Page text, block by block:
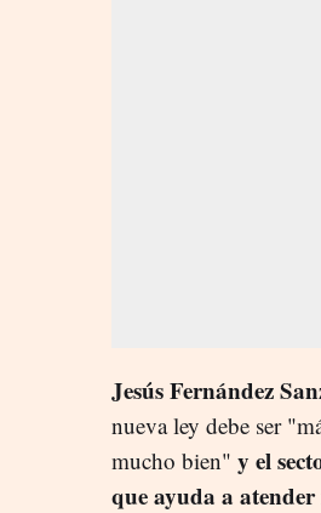
Jesús Fernández
nueva ley debe ser
mucho bien" y el
que ayuda a